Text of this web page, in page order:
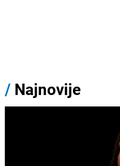
/ Najnovije